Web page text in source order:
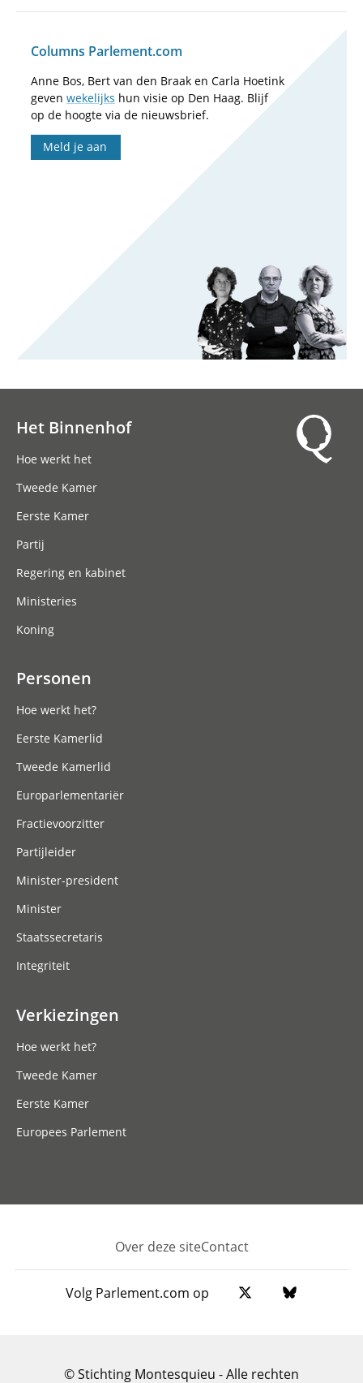
Columns Parlement.com
Anne Bos, Bert van den Braak en Carla Hoetink
geven wekelijks hun visie op Den Haag. Blijf
op de hoogte via de nieuwsbrief.
Meld je aan
Het Binnenhof
Hoe werkt het
Tweede Kamer
Eerste Kamer
Partij
Regering en kabinet
Ministeries
Koning
Personen
Hoe werkt het?
Eerste Kamerlid
Tweede Kamerlid
Europarlementariër
Fractievoorzitter
Partijleider
Minister-president
Minister
Staatssecretaris
Integriteit
Verkiezingen
Hoe werkt het?
Tweede Kamer
Eerste Kamer
Europees Parlement
Footer
Over deze siteContact
Volg Parlement.com op
© Stichting Montesquieu - Alle rechten